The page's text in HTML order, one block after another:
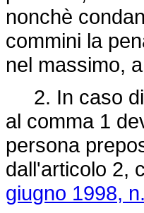
nonchè
commini la
nel massimo,
2. In caso di
al comma 1
persona
dall'articolo 2,
giugno 1998,